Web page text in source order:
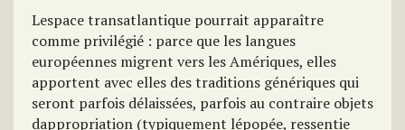
Lespace transatlantique pourrait apparaître
comme privilégié : parce que les langues
européennes migrent vers les Amériques, elles
apportent avec elles des traditions génériques qui
seront parfois délaissées, parfois au contraire objets
dappropriation (typiquement lépopée, ressentie